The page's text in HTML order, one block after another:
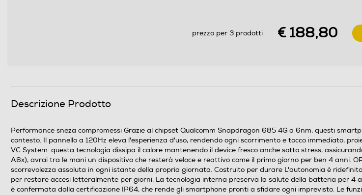
Fotocamera frontale
Megapixel fotocamera frontale
Memoria
prezzo per 3 prodotti € 188,80
Descrizione Prodotto
Performance sneza compromessi Grazie al chipset Qualcomm Snapdragon 685 4G a 6nm, questi
contesto. Il pannello a 120Hz eleva l'esperienza d'uso, rendendo ogni scorrimento e tocco immediato,
VC System: questa tecnologia dissipa il calore mantenendo il device fresco anche sotto stress,
A6x), avrai tra le mani un dispositivo che resterà veloce e reattivo come il primo giorno per ben 4 anni.
scorrevolezza assoluta in ogni istante della propria giornata. Costruito per durare L'autonomia è
per restare accesi letteralmente per giorni. La tecnologia interna preserva la salute della batteria per
è confermata dalla certificazione IP64, che rende gli smartphone pronti a sfidare ogni imprevisto. Le